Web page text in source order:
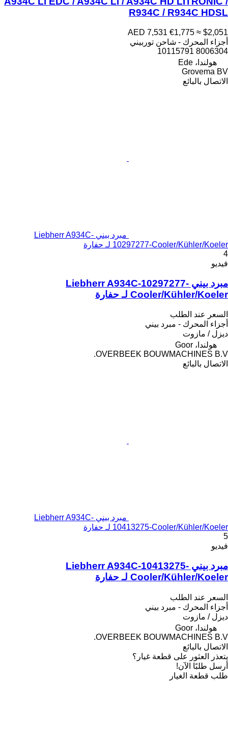
R934C / R934C HDSL
AED 7,531 €1,775 ≈ $2,051
أجزاء المحرك - شاحن توربيني
8006304 10115791
هولندا، Ede
Grovema BV
الاتصال بالبائع
مبرد بيني Liebherr A934C-
10297277-Cooler/Kühler/Koeler لـ حفارة
4
فيديو
مبرد بيني Liebherr A934C-10297277-
Cooler/Kühler/Koeler لـ حفارة
السعر عند الطلب
أجزاء المحرك - مبرد بيني
ديزل / مازوت
هولندا، Goor
OVERBEEK BOUWMACHINES B.V.
الاتصال بالبائع
مبرد بيني Liebherr A934C-
10413275-Cooler/Kühler/Koeler لـ حفارة
5
فيديو
مبرد بيني Liebherr A934C-10413275-
Cooler/Kühler/Koeler لـ حفارة
السعر عند الطلب
أجزاء المحرك - مبرد بيني
ديزل / مازوت
هولندا، Goor
OVERBEEK BOUWMACHINES B.V.
الاتصال بالبائع
يتعذر العثور على قطعة غيار؟
أرسل طلبًا الآن!
طلب قطعة الغيار